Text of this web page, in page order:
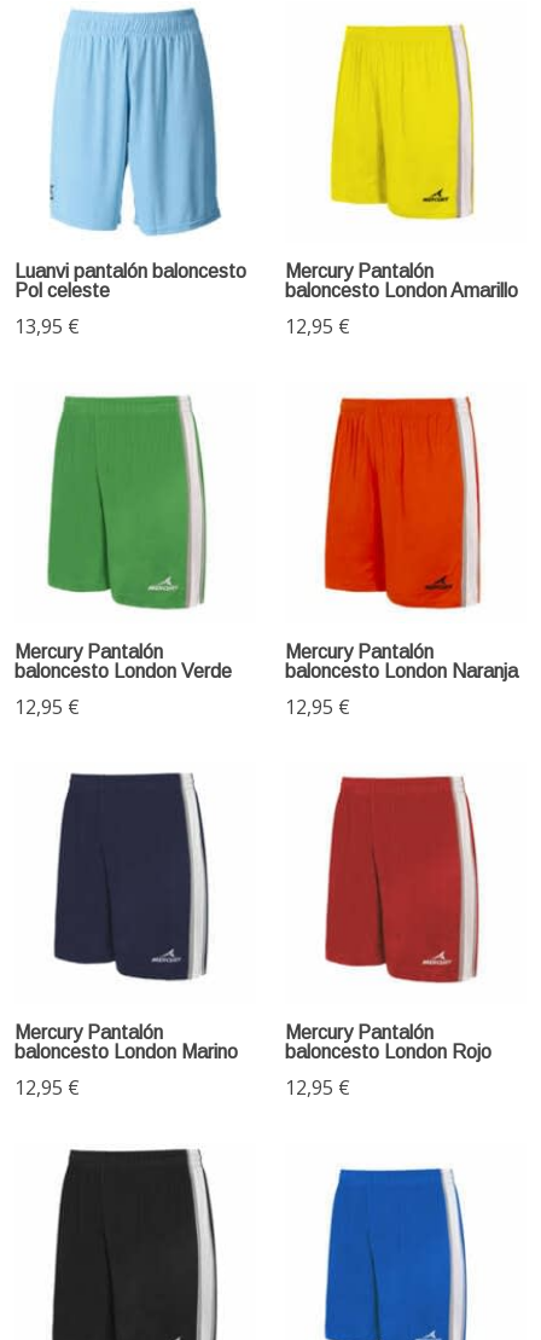
Luanvi pantalón baloncesto
Pol celeste
13,95 €
Mercury Pantalón
baloncesto London Amarillo
12,95 €
Mercury Pantalón
baloncesto London Verde
12,95 €
Mercury Pantalón
baloncesto London Naranja
12,95 €
Mercury Pantalón
baloncesto London Marino
12,95 €
Mercury Pantalón
baloncesto London Rojo
12,95 €